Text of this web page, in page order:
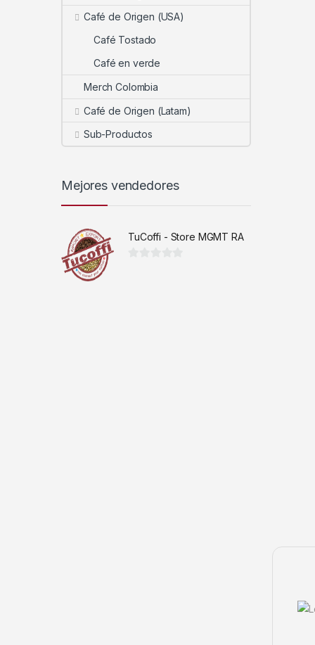
Café de Origen (USA)
Café Tostado
Café en verde
Merch Colombia
Café de Origen (Latam)
Sub-Productos
Mejores vendedores
TuCoffi - Store MGMT RA